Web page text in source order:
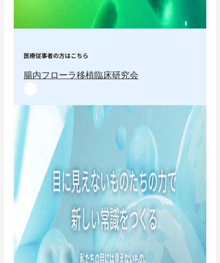
医療従事者の方はこちら
腸内フローラ移植臨床研究会